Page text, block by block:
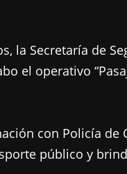
la Secretaría de
el operativo
con Policía de
público y